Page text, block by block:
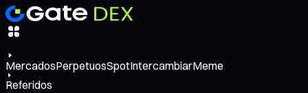
MercadosPerpetuosSpotIntercambiarMeme
Referidos